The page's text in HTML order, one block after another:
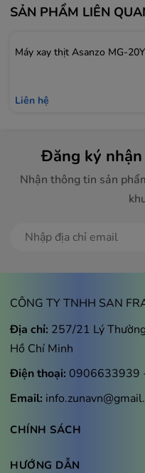
Máy xay thịt Midea với
su chống trượt
Ngoài ra, máy chỉ hoạt
sử dụng an toàn, bền lâu.
SẢN PHẨM LIÊN
Máy xay thịt Asanzo MG-
Liên hệ
Đăng ký
Nhận thông tin sản
CÔNG TY TNHH SAN
Địa chỉ: 257/21 Lý
Hồ Chí Minh
Điện thoại: 0906633939
Email:
CHÍNH SÁCH
HƯỚNG DẪN